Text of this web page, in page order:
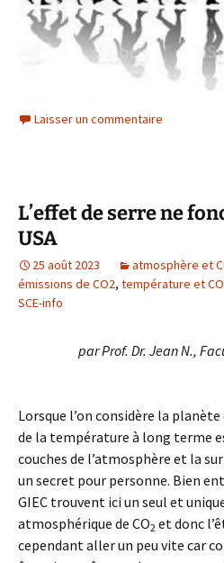
Laisser un commentaire
L’effet de serre ne
USA
25 août 2023 atmosphère et
émissions de CO2, température et
SCE-info
par Prof. Dr. Jean N.,
Lorsque l’on considère la
de la température à long terme
couches de l’atmosphère et la
un secret pour personne. Bien
GIEC trouvent ici un seul et
atmosphérique de CO2 et donc
cependant aller un peu vite car